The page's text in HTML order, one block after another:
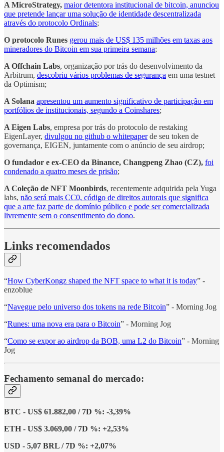
A MicroStrategy, maior detentora institucional de bitcoin, anunciou
que pretende lançar uma solução de identidade descentralizada
através do protocolo Ordinals;
O protocolo Runes gerou mais de US$ 135 milhões em taxas aos
mineradores do Bitcoin em sua primeira semana;
A Offchain Labs, organização por trás do desenvolvimento da
Arbitrum, descobriu vários problemas de segurança em uma testnet
da Optimism;
A Solana apresentou um aumento significativo de participação em
portfólios de institucionais, segundo a Coinshares;
A Eigen Labs, empresa por trás do protocolo de restaking
EigenLayer, divulgou no github o whitepaperde seu token de
governança, EIGEN, juntamente com o anúncio de seu airdrop;
O fundador e ex-CEO da Binance, Changpeng Zhao (CZ), foi
condenado a quatro meses de prisão;
A Coleção de NFT Moonbirds, recentemente adquirida pela Yuga
labs, não será mais CC0, código de direitos autorais que significa
que a arte faz parte de domínio público e pode ser comercializada
livremente sem o consentimento do dono.
Links recomendados
“How CyberKongz shaped the NFT space to what it is today” -
enzoblue
“Navegue pelo universo dos tokens na rede Bitcoin” - Morning Jog
“Runes: uma nova era para o Bitcoin” - Morning Jog
“Como se expor ao airdrop da BOB, uma L2 do Bitcoin” - Morning
Jog
Fechamento semanal do mercado:
BTC - US$ 61.882,00 / 7D %: -3,39%
ETH - US$ 3.069,00 / 7D %: +2,53%
USD - 5,07 BRL / 7D %: +2,07%